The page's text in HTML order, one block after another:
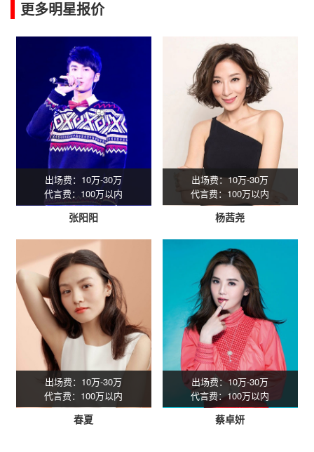
更多明星报价
出场费：10万-30万
代言费：100万以内
张阳阳
出场费：10万-30万
代言费：100万以内
杨茜尧
出场费：10万-30万
代言费：100万以内
春夏
出场费：10万-30万
代言费：100万以内
蔡卓妍